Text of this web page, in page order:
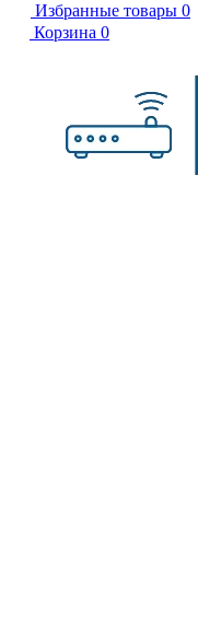
Избранные товары 0
Корзина 0